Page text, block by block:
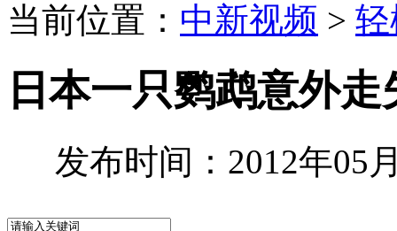
当前位置： 中新视频 >
日本一只鹦鹉意外
发布时间：2012年05